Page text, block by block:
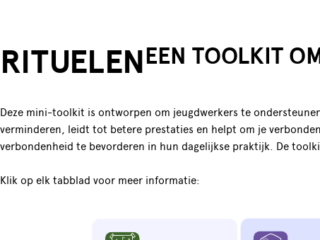
RITUELENEEN TOOLKIT
Deze mini-toolkit is ontworpen om jeugdwerkers te
verminderen, leidt tot betere prestaties en helpt om je
verbondenheid te bevorderen in hun dagelijkse praktijk. De
Klik op elk tabblad voor meer informatie: